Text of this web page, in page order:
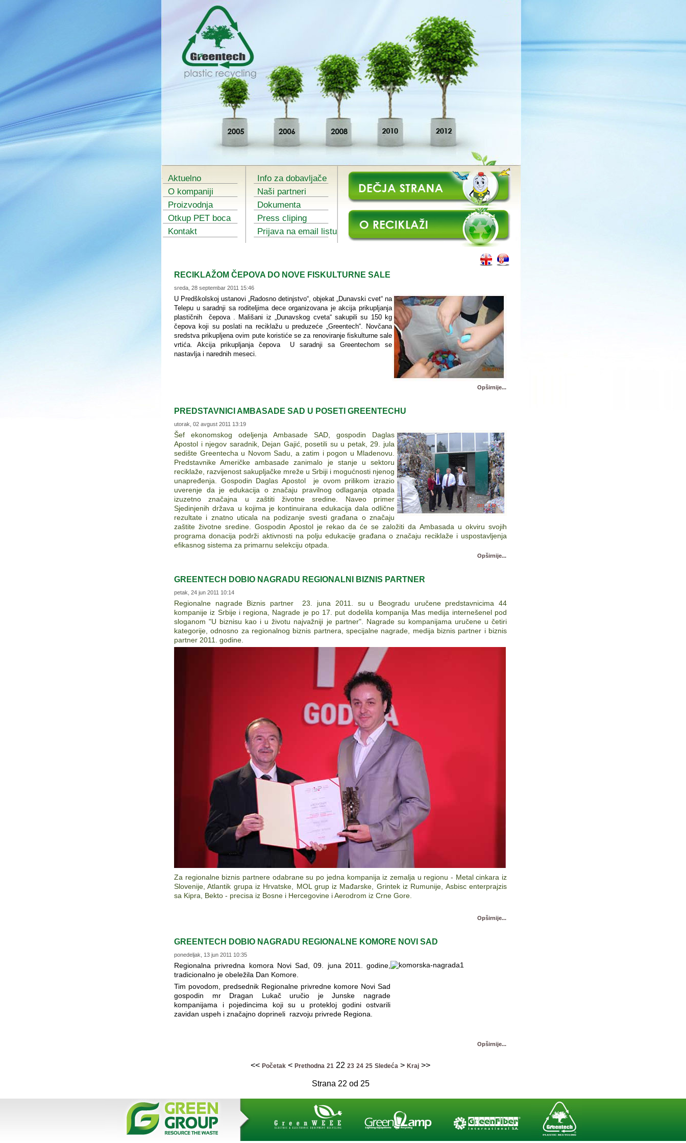
Aktuelno
O kompaniji
Proizvodnja
Otkup PET boca
Kontakt
Info za dobavljače
Naši partneri
Dokumenta
Press cliping
Prijava na email listu
RECIKLAŽOM ČEPOVA DO NOVE FISKULTURNE SALE
sreda, 28 septembar 2011 15:46
U Predškolskoj ustanovi „Radosno detinjstvo“, objekat „Dunavski cvet“ na
Telepu u saradnji sa roditeljima dece organizovana je akcija prikupljanja
plastičnih čepova . Mališani iz „Dunavskog cveta“ sakupili su 150 kg
čepova koji su poslati na reciklažu u preduzeće „Greentech“. Novčana
sredstva prikupljena ovim pute koristiće se za renoviranje fiskulturne sale
vrtića. Akcija prikupljanja čepova U saradnji sa Greentechom se
nastavlja i narednih meseci.
Opširnije...
PREDSTAVNICI AMBASADE SAD U POSETI GREENTECHU
utorak, 02 avgust 2011 13:19
Šef ekonomskog odeljenja Ambasade SAD, gospodin Daglas
Apostol i njegov saradnik, Dejan Gajić, posetili su u petak, 29. jula
sedište Greentecha u Novom Sadu, a zatim i pogon u Mladenovu.
Predstavnike Američke ambasade zanimalo je stanje u sektoru
reciklaže, razvijenost sakupljačke mreže u Srbiji i mogućnosti njenog
unapređenja. Gospodin Daglas Apostol je ovom prilikom izrazio
uverenje da je edukacija o značaju pravilnog odlaganja otpada
izuzetno značajna u zaštiti životne sredine. Naveo primer
Sjedinjenih država u kojima je kontinuirana edukacija dala odlične
rezultate i znatno uticala na podizanje svesti građana o značaju
zaštite životne sredine.
Gospodin Apostol je rekao da će se založiti da Ambasada u okviru svojih
programa donacija podrži aktivnosti na polju edukacije građana o značaju reciklaže i uspostavljenja
efikasnog sistema za primarnu selekciju otpada.
Opširnije...
GREENTECH DOBIO NAGRADU REGIONALNI BIZNIS PARTNER
petak, 24 jun 2011 10:14
Regionalne nagrade Biznis partner 23. juna 2011. su u Beogradu uručene predstavnicima 44
kompanije iz Srbije i regiona, Nagrade je po 17. put dodelila kompanija Mas medija internešenel pod
sloganom "U biznisu kao i u životu najvažniji je partner". Nagrade su kompanijama uručene u četiri
kategorije, odnosno za regionalnog biznis partnera, specijalne nagrade, medija biznis partner i biznis
partner 2011. godine.
Za regionalne biznis partnere odabrane su po jedna kompanija iz zemalja u regionu - Metal cinkara iz
Slovenije, Atlantik grupa iz Hrvatske, MOL grup iz Mađarske, Grintek iz Rumunije, Asbisc enterprajzis
sa Kipra, Bekto - precisa iz Bosne i Hercegovine i Aerodrom iz Crne Gore.
Opširnije...
GREENTECH DOBIO NAGRADU REGIONALNE KOMORE NOVI SAD
ponedeljak, 13 jun 2011 10:35
Regionalna privredna komora Novi Sad, 09. juna 2011. godine,
tradicionalno je obeležila Dan Komore.
Tim povodom, predsednik Regionalne privredne komore Novi Sad
gospodin mr Dragan Lukač uručio je Junske nagrade
kompanijama i pojedincima koji su u protekloj godini ostvarili
zavidan uspeh i značajno doprineli razvoju privrede Regiona.
Opširnije...
<< Početak < Prethodna 21 22 23 24 25 Sledeća > Kraj >>
Strana 22 od 25